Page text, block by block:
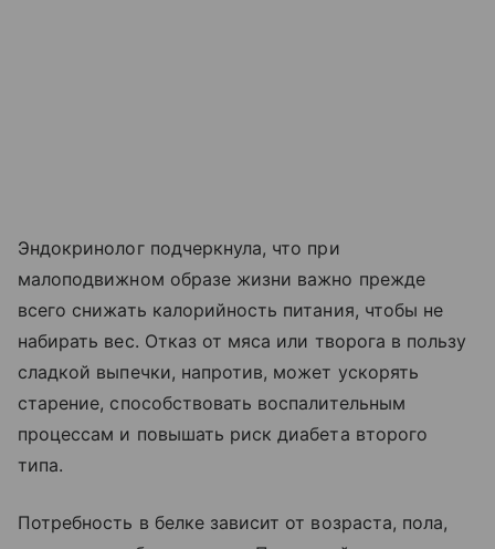
Эндокринолог подчеркнула, что при
малоподвижном образе жизни важно прежде
всего снижать калорийность питания, чтобы не
набирать вес. Отказ от мяса или творога в пользу
сладкой выпечки, напротив, может ускорять
старение, способствовать воспалительным
процессам и повышать риск диабета второго
типа.
Потребность в белке зависит от возраста, пола,